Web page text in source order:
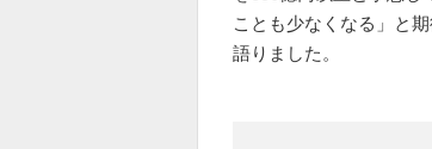
ことも少なくなる」と
語りました。